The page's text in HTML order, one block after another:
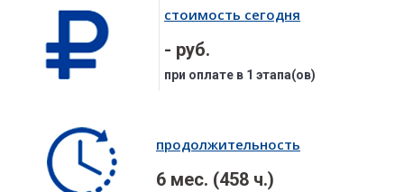
стоимость сегодня
- руб.
при оплате в 1 этапа(ов)
продолжительность
6 мес. (458 ч.)